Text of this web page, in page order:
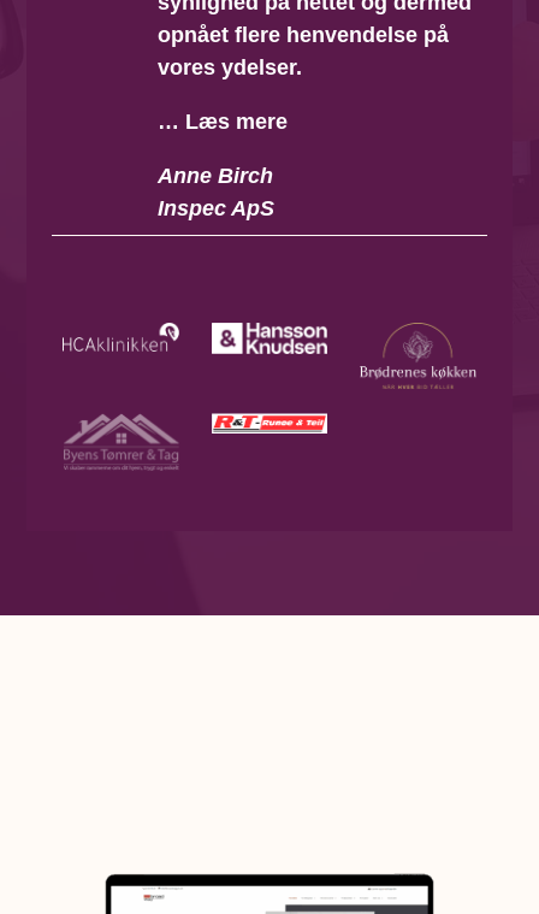
opnået flere henvendelse på
vores ydelser.
… Læs mere
Anne Birch
Inspec ApS